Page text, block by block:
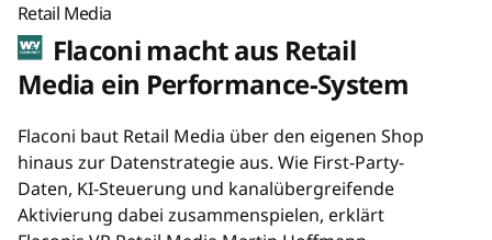
Retail Media
Flaconi macht aus Retail
Media ein Performance-System
Flaconi baut Retail Media über den eigenen Shop
hinaus zur Datenstrategie aus. Wie First-Party-
Daten, KI-Steuerung und kanalübergreifende
Aktivierung dabei zusammenspielen, erklärt